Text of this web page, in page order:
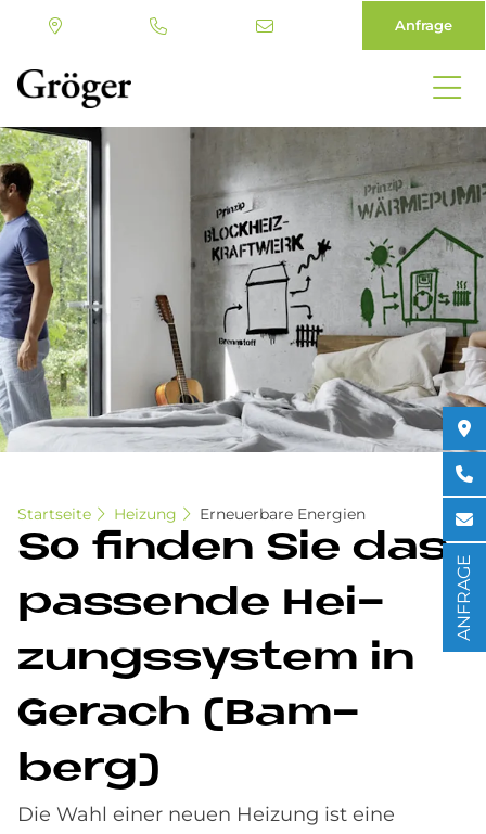
Direkt
zum
Inhalt
Anfrage
Startseite Heizung Erneuerbare Energien
So fin­den Sie das
pas­sen­de Hei­
zungs­sy­stem in
Ge­rach (Bam­
berg)
Die Wahl einer neuen Heizung ist eine
ANFRAGE